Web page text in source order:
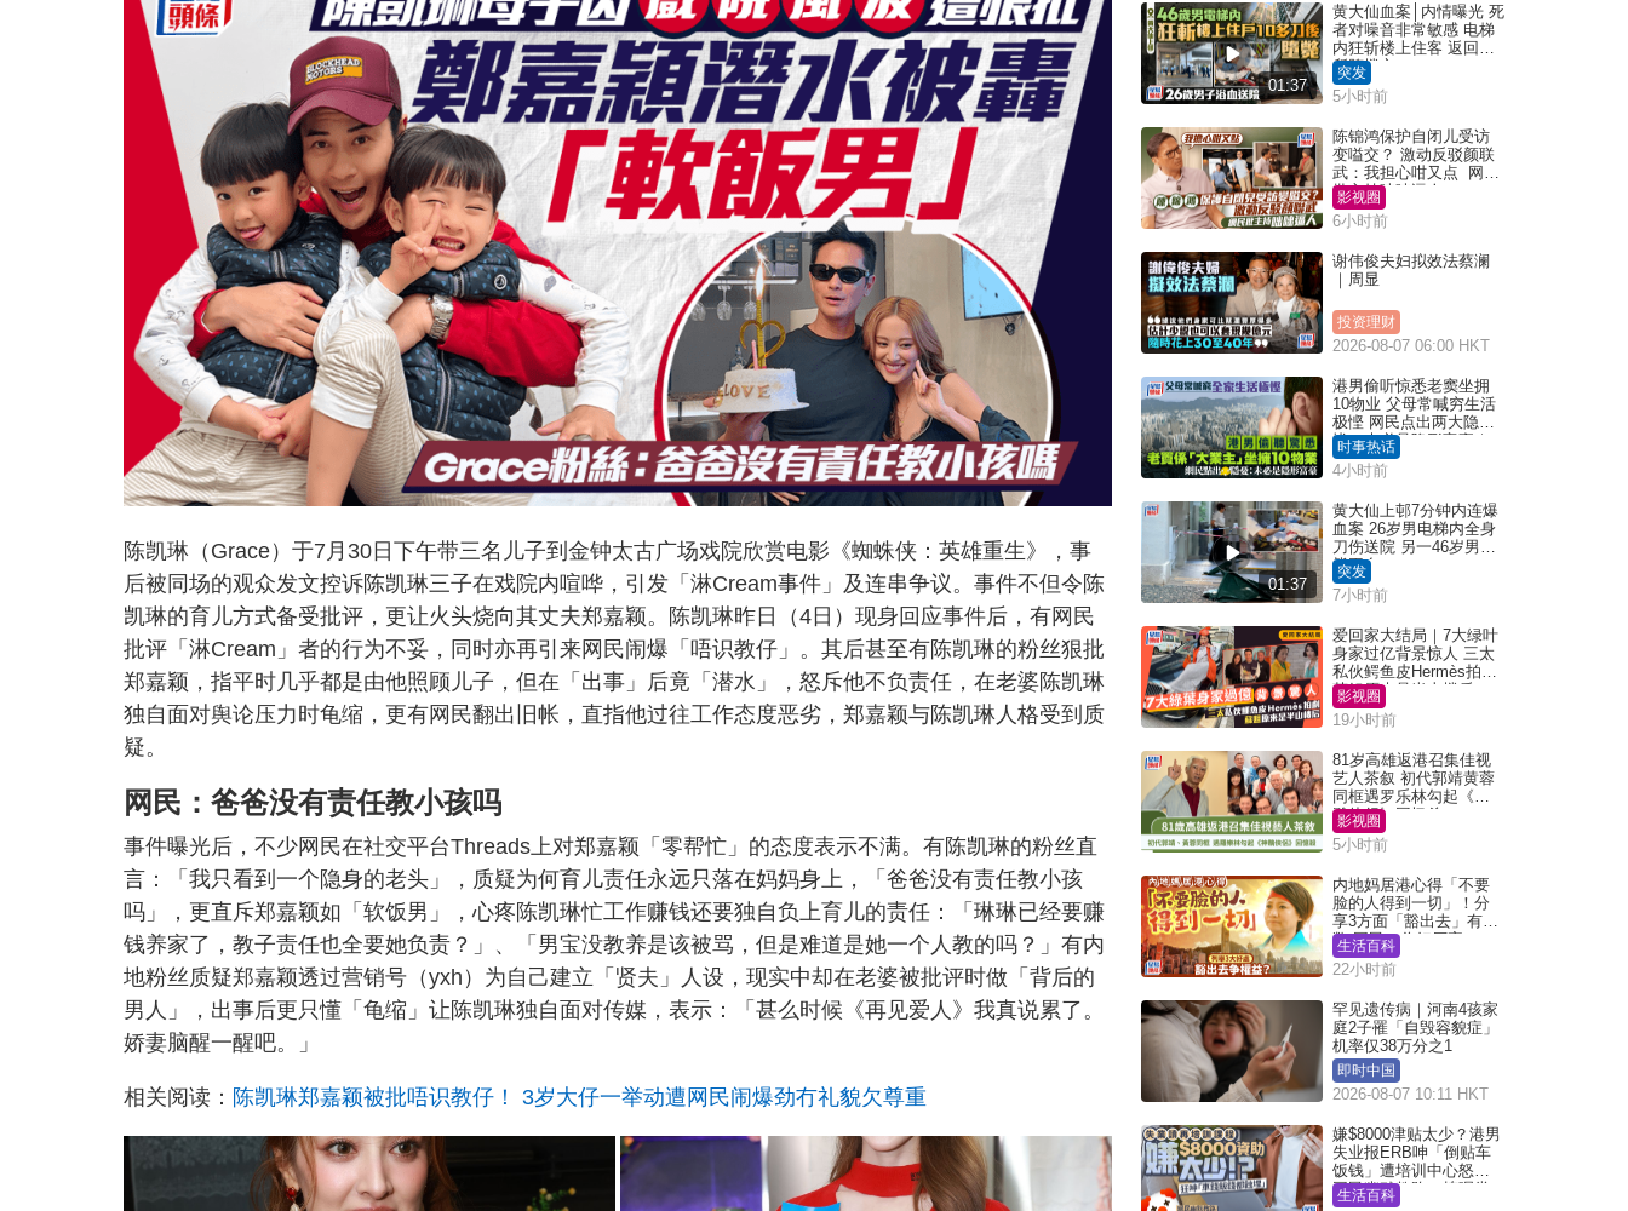
陈凯琳（Grace）于7月30日下午带三名儿子到金钟太古广场戏院欣赏电影《蜘蛛侠：英雄重生》，事
后被同场的观众发文控诉陈凯琳三子在戏院内喧哗，引发「淋Cream事件」及连串争议。事件不但令陈
凯琳的育儿方式备受批评，更让火头烧向其丈夫郑嘉颖。陈凯琳昨日（4日）现身回应事件后，有网民
批评「淋Cream」者的行为不妥，同时亦再引来网民闹爆「唔识教仔」。其后甚至有陈凯琳的粉丝狠批
郑嘉颖，指平时几乎都是由他照顾儿子，但在「出事」后竟「潜水」，怒斥他不负责任，在老婆陈凯琳
独自面对舆论压力时龟缩，更有网民翻出旧帐，直指他过往工作态度恶劣，郑嘉颖与陈凯琳人格受到质
疑。
网民：爸爸没有责任教小孩吗
事件曝光后，不少网民在社交平台Threads上对郑嘉颖「零帮忙」的态度表示不满。有陈凯琳的粉丝直
言：「我只看到一个隐身的老头」，质疑为何育儿责任永远只落在妈妈身上，「爸爸没有责任教小孩
吗」，更直斥郑嘉颖如「软饭男」，心疼陈凯琳忙工作赚钱还要独自负上育儿的责任：「琳琳已经要赚
钱养家了，教子责任也全要她负责？」、「男宝没教养是该被骂，但是难道是她一个人教的吗？」有内
地粉丝质疑郑嘉颖透过营销号（yxh）为自己建立「贤夫」人设，现实中却在老婆被批评时做「背后的
男人」，出事后更只懂「龟缩」让陈凯琳独自面对传媒，表示：「甚么时候《再见爱人》我真说累了。
娇妻脑醒一醒吧。」
相关阅读： 陈凯琳郑嘉颖被批唔识教仔！ 3岁大仔一举动遭网民闹爆劲冇礼貌欠尊重
01:37
黄大仙血案│内情曝光 死
者对噪音非常敏感 电梯
内狂斩楼上住客 返回住
所堕楼亡
突发
5小时前
陈锦鸿保护自闭儿受访
变嗌交？ 激动反驳颜联
武：我担心咁又点 网民
批主持咄咄逼人
影视圈
6小时前
谢伟俊夫妇拟效法蔡澜
｜周显
投资理财
2026-08-07 06:00 HKT
港男偷听惊悉老窦坐拥
10物业 父母常喊穷生活
极悭 网民点出两大隐
忧：未必是隐形富豪｜
Juicy叮
时事热话
4小时前
01:37
黄大仙上邨7分钟内连爆
血案 26岁男电梯内全身
刀伤送院 另一46岁男倒
毙平台
突发
7小时前
爱回家大结局｜7大绿叶
身家过亿背景惊人 三太
私伙鳄鱼皮Hermès拍剧
苏姐原来是半山楼后
影视圈
19小时前
81岁高雄返港召集佳视
艺人茶叙 初代郭靖黄蓉
同框遇罗乐林勾起《神
雕侠侣》回忆杀
影视圈
5小时前
内地妈居港心得「不要
脸的人得到一切」！分
享3方面「豁出去」有著
数 网民：你好厉害
生活百科
22小时前
罕见遗传病｜河南4孩家
庭2子罹「自毁容貌症」
机率仅38万分之1
即时中国
2026-08-07 10:11 HKT
嫌$8000津贴太少？港男
失业报ERB呻「倒贴车
饭钱」遭培训中心怒轰
网民幽默教路：拣呢类
课程唔会蚀...
生活百科